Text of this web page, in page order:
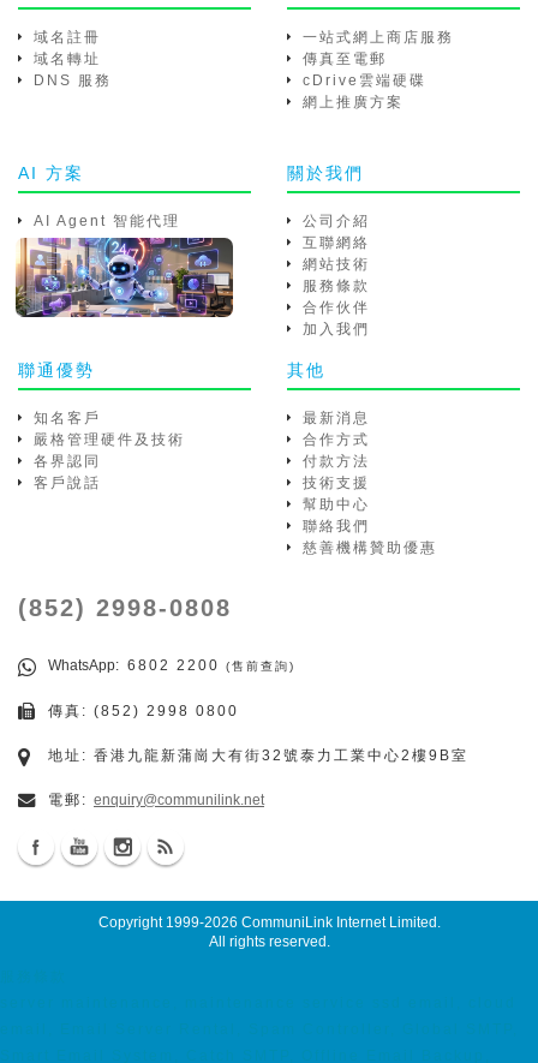
域名註冊
域名轉址
DNS 服務
一站式網上商店服務
傳真至電郵
cDrive雲端硬碟
網上推廣方案
AI 方案
AI Agent 智能代理
關於我們
公司介紹
互聯網絡
網站技術
服務條款
合作伙伴
加入我們
聯通優勢
知名客戶
嚴格管理硬件及技術
各界認同
客戶說話
其他
最新消息
合作方式
付款方法
技術支援
幫助中心
聯絡我們
慈善機構贊助優惠
(852) 2998-0808
WhatsApp: 6802 2200 (售前查詢)
傳真: (852) 2998 0800
地址: 香港九龍新蒲崗大有街32號泰力工業中心2樓9B室
電郵: enquiry@communilink.net
Copyright 1999-2026 CommuniLink Internet Limited .
All rights reserved.